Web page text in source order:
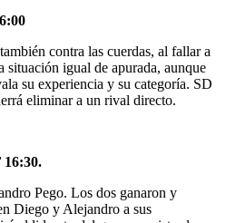
contra las cuerdas, al fallar a
situación igual de apurada, aunque
su experiencia y su categoría. SD
eliminar a un rival directo.
Pego. Los dos ganaron y
Diego y Alejandro a sus